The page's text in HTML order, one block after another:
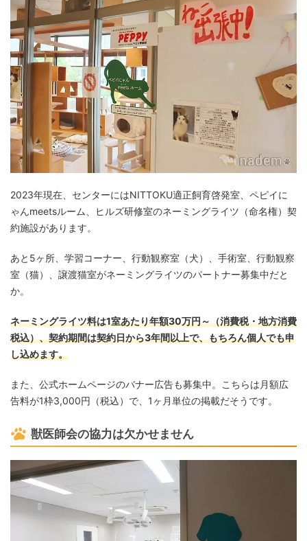
2023年現在、センターにはNITTOKU適正飼育啓発室、ペピイに
ゃんmeetsルーム、ヒルズ研修室のネーミングライツ（命名権）契
約施設があります。
あと5ヶ所、学習コーナー、行動観察室（犬）、手術室、行動観察
室（猫）、譲渡猫室がネーミングライツのパートナー募集中だと
か。
ネーミングライツ料は1室あたり年額30万円～（消費税・地方消費
税込）、契約期間は契約日から3年間以上で、もちろん個人でも申
し込めます。
また、公式ホームページのバナー広告も募集中。こちらは月額広
告料が1枠3,000円（税込）で、1ヶ月単位の掲載だそうです。
獣医師会の協力は欠かせません